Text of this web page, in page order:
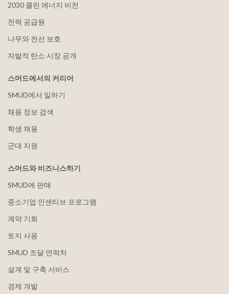
2030 클린 에너지 비전
전력 공급원
나무와 전선 보호
자발적 탄소 시장 공개
스머드에서의 커리어
SMUD에서 일하기
채용 정보 검색
학생 채용
군대 지원
스머드와 비즈니스하기
SMUD에 판매
중소기업 인센티브 프로그램
계약 기회
토지 사용
SMUD 조달 연락처
설계 및 구축 서비스
경제 개발